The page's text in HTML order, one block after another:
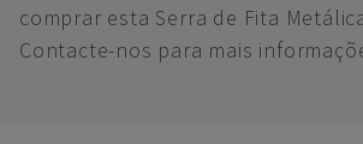
comprar esta Serra de Fita
Contacte-nos para mais